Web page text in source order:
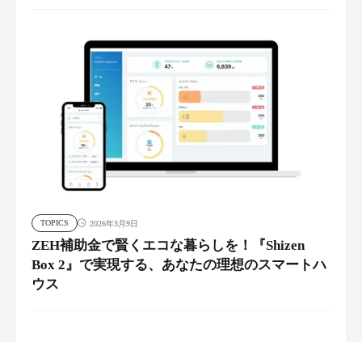
TOPICS 2026年3月9日
ZEH補助金で賢くエコな暮らしを！『Shizen
Box 2』で実現する、あなたの理想のスマートハ
ウス